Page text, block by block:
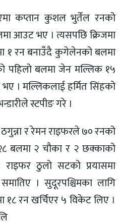
कप्तान कुशल भुर्तेल रनको
आउट भए । त्यसपछि क्रिजमा
१ रन बनाउँदै कुगेलेनको बलमा
पहिलो बलमा जेन मल्लिक १५
। मल्लिकलाई हर्मित सिंहको
स्टपीङ गरे ।
र रेमन राइफरले ७० रनको
बलमा २ चौका र २ छक्काको
ठुलो सटको प्रयासमा
। सुदूरपश्चिमका लागि
रन खर्चिएर ५ विकेट लिए ।